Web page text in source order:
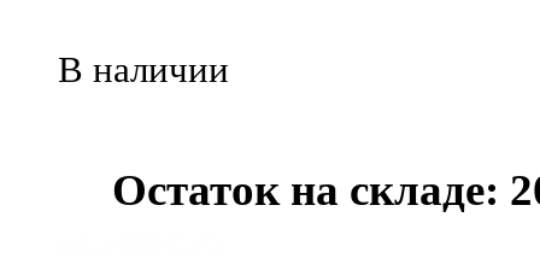
В наличии
Остаток на складе: